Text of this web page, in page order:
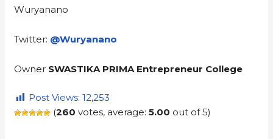
Wuryanano
Twitter: @Wuryanano
Owner SWASTIKA PRIMA Entrepreneur College
Post Views: 12,253
(260 votes, average:5.00 out of 5)